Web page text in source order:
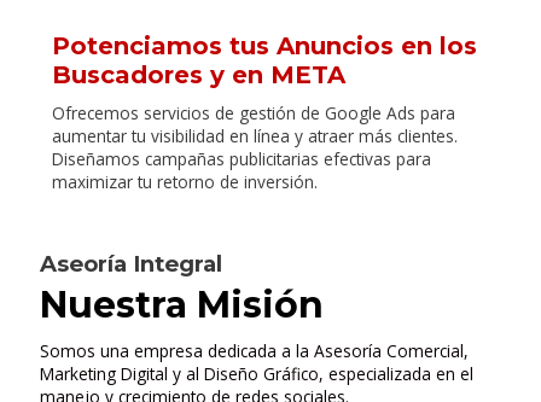
Potenciamos tus Anuncios en los
Buscadores y en META
Ofrecemos servicios de gestión de Google Ads para
aumentar tu visibilidad en línea y atraer más clientes.
Diseñamos campañas publicitarias efectivas para
maximizar tu retorno de inversión.
Aseoría Integral
Nuestra Misión
Somos una empresa dedicada a la Asesoría Comercial,
Marketing Digital y al Diseño Gráfico, especializada en el
manejo y crecimiento de redes sociales.